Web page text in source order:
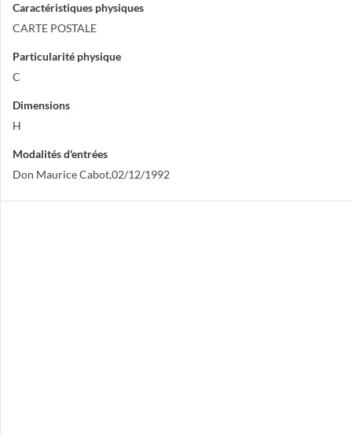
Caractéristiques physiques
CARTE POSTALE
Particularité physique
C
Dimensions
H
Modalités d'entrées
Don Maurice Cabot,02/12/1992